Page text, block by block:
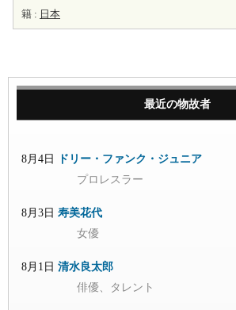
籍 : 日本
最近の物故者
8月4日
ドリー・ファンク・ジュニア
プロレスラー
8月3日 寿美花代
女優
8月1日 清水良太郎
俳優、タレント